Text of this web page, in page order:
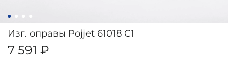
Изг. оправы Pojjet 61018 C1
7 591 ₽